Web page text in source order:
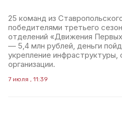
25 команд из
победителями третьего
отделений «Движения
— 5,4 млн рублей, деньги
укрепление
организации.
7 июля , 11:39